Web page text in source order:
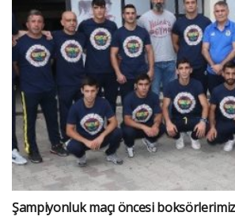
Şampiyonluk maçı öncesi boksörlerimiz